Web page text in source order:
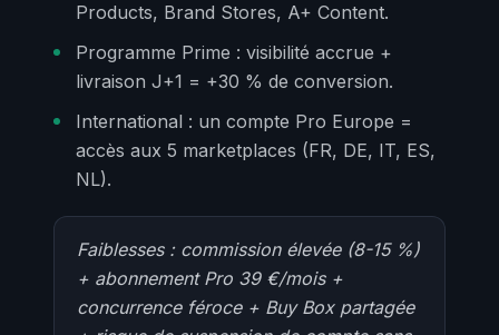
Products, Brand Stores, A+ Content.
Programme Prime : visibilité accrue +
livraison J+1 = +30 % de conversion.
International : un compte Pro Europe =
accès aux 5 marketplaces (FR, DE, IT, ES,
NL).
Faiblesses : commission élevée (8-15 %)
+ abonnement Pro 39 €/mois +
concurrence féroce + Buy Box partagée